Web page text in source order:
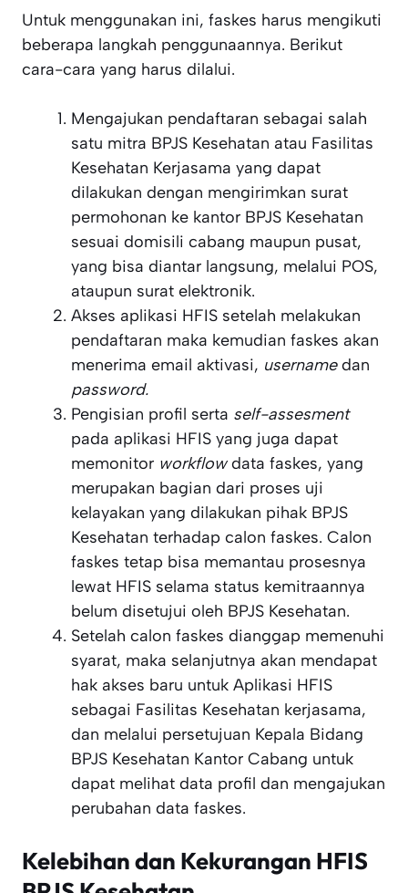
Untuk menggunakan ini, faskes harus mengikuti
beberapa langkah penggunaannya. Berikut
cara-cara yang harus dilalui.
Mengajukan pendaftaran sebagai salah
satu mitra BPJS Kesehatan atau Fasilitas
Kesehatan Kerjasama yang dapat
dilakukan dengan mengirimkan surat
permohonan ke kantor BPJS Kesehatan
sesuai domisili cabang maupun pusat,
yang bisa diantar langsung, melalui POS,
ataupun surat elektronik.
Akses aplikasi HFIS setelah melakukan
pendaftaran maka kemudian faskes akan
menerima email aktivasi, usernamedan
password.
Pengisian profil serta self-assesment
pada aplikasi HFIS yang juga dapat
memonitor workflowdata faskes, yang
merupakan bagian dari proses uji
kelayakan yang dilakukan pihak BPJS
Kesehatan terhadap calon faskes. Calon
faskes tetap bisa memantau prosesnya
lewat HFIS selama status kemitraannya
belum disetujui oleh BPJS Kesehatan.
Setelah calon faskes dianggap memenuhi
syarat, maka selanjutnya akan mendapat
hak akses baru untuk Aplikasi HFIS
sebagai Fasilitas Kesehatan kerjasama,
dan melalui persetujuan Kepala Bidang
BPJS Kesehatan Kantor Cabang untuk
dapat melihat data profil dan mengajukan
perubahan data faskes.
Kelebihan dan Kekurangan HFIS